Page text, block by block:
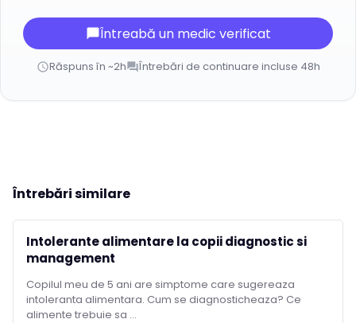
chat_bubbleÎntreabă un medic verificat
scheduleRăspuns în ~2hforumÎntrebări de continuare incluse 48h
Întrebări similare
Intolerante alimentare la copii diagnostic si
management
Copilul meu de 5 ani are simptome care sugereaza
intoleranta alimentara. Cum se diagnosticheaza? Ce
alimente trebuie sa ...